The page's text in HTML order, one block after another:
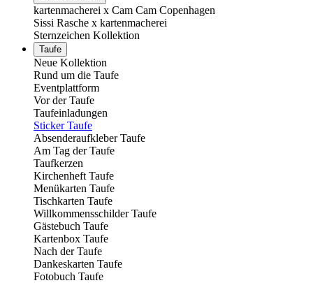
kartenmacherei x Cam Cam Copenhagen
Sissi Rasche x kartenmacherei
Sternzeichen Kollektion
Taufe
Neue Kollektion
Rund um die Taufe
Eventplattform
Vor der Taufe
Taufeinladungen
Sticker Taufe
Absenderaufkleber Taufe
Am Tag der Taufe
Taufkerzen
Kirchenheft Taufe
Menükarten Taufe
Tischkarten Taufe
Willkommensschilder Taufe
Gästebuch Taufe
Kartenbox Taufe
Nach der Taufe
Dankeskarten Taufe
Fotobuch Taufe